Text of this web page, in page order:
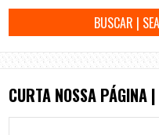
CURTA NOSSA PÁGINA